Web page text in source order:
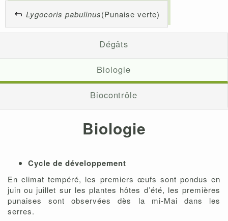
Lygocoris pabulinus(Punaise verte)
Dégâts
Biologie
Biocontrôle
Biologie
Cycle de développement
En climat tempéré, les premiers œufs sont pondus en
juin ou juillet sur les plantes hôtes d’été, les premières
punaises sont observées dès la mi-Mai dans les
serres.